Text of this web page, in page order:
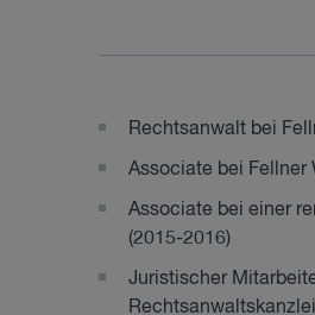
Rechtsanwalt bei
Associate bei Fellner
Associate bei einer
(2015-2016)
Juristischer